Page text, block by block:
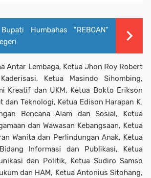
Humbahas "REBOAN"
Antar Lembaga, Ketua Jhon Roy Robert
Ketua Masindo Sihombing,
Kreatif dan UKM, Ketua Bokto Erikson
Teknologi, Ketua Edison Harapan K.
Bencana Alam dan Sosial, Ketua
dan Wawasan Kebangsaan, Ketua
Wanita dan Perlindungan Anak, Ketua
Informasi dan Publikasi, Ketua
dan Politik, Ketua Sudiro Samso
dan HAM, Ketua Antonius Sitohang,